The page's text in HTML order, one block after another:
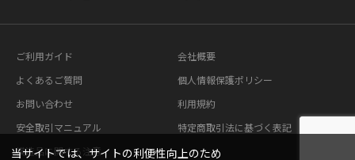
ご利用ガイド
よくあるご質問
お問い合わせ
安全取引マニュアル
模造品に関する注意
会社概要
個人情報保護ポリシー
利用規約
特定商取引法に基づく表記
当サイトでは、サイトの利便性向上のため